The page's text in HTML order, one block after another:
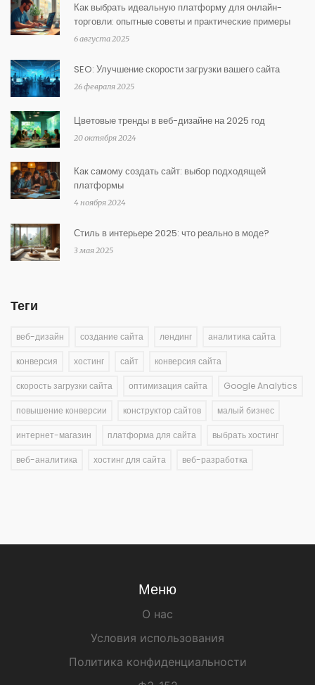
Как выбрать идеальную платформу для онлайн-
торговли: опытные советы и практические примеры
6 августа 2025
SEO: Улучшение скорости загрузки вашего сайта
26 февраля 2025
Цветовые тренды в веб-дизайне на 2025 год
20 октября 2024
Как самому создать сайт: выбор подходящей
платформы
4 ноября 2024
Стиль в интерьере 2025: что реально в моде?
3 мая 2025
Теги
веб-дизайн создание сайта лендинг аналитика сайта
конверсия хостинг сайт конверсия сайта
скорость загрузки сайта оптимизация сайта Google Analytics
повышение конверсии конструктор сайтов малый бизнес
интернет-магазин платформа для сайта выбрать хостинг
веб-аналитика хостинг для сайта веб-разработка
Меню
О нас
Условия использования
Политика конфиденциальности